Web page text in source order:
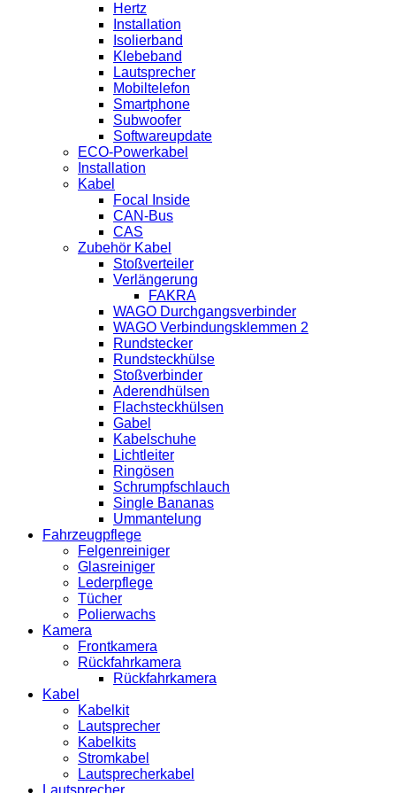
Hertz
Installation
Isolierband
Klebeband
Lautsprecher
Mobiltelefon
Smartphone
Subwoofer
Softwareupdate
ECO-Powerkabel
Installation
Kabel
Focal Inside
CAN-Bus
CAS
Zubehör Kabel
Stoßverteiler
Verlängerung
FAKRA
WAGO Durchgangsverbinder
WAGO Verbindungsklemmen 2
Rundstecker
Rundsteckhülse
Stoßverbinder
Aderendhülsen
Flachsteckhülsen
Gabel
Kabelschuhe
Lichtleiter
Ringösen
Schrumpfschlauch
Single Bananas
Ummantelung
Fahrzeugpflege
Felgenreiniger
Glasreiniger
Lederpflege
Tücher
Polierwachs
Kamera
Frontkamera
Rückfahrkamera
Rückfahrkamera
Kabel
Kabelkit
Lautsprecher
Kabelkits
Stromkabel
Lautsprecherkabel
Lautsprecher